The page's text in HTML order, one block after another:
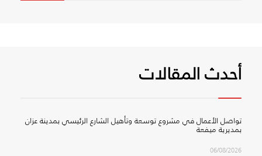
أحدث المقالات
تواصل الأعمال في مشروع توسعة وتأهيل الشارع الرئيسي بمدينة عزان
بمديرية ميفعة
06/08/2026